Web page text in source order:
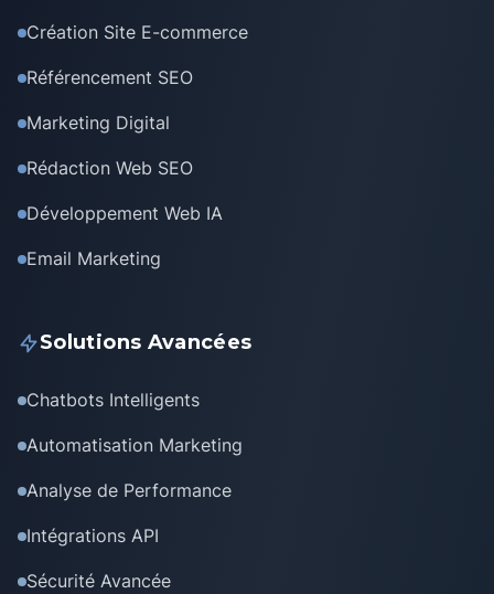
Création Site E-commerce
Référencement SEO
Marketing Digital
Rédaction Web SEO
Développement Web IA
Email Marketing
Solutions Avancées
Chatbots Intelligents
Automatisation Marketing
Analyse de Performance
Intégrations API
Sécurité Avancée